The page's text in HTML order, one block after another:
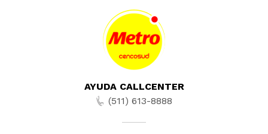
AYUDA CALLCENTER
(511) 613-8888